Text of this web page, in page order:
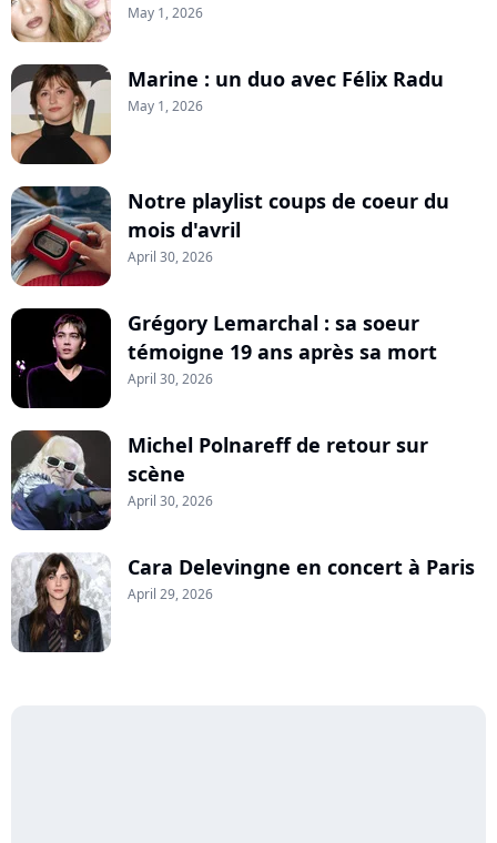
May 1, 2026
Marine : un duo avec Félix Radu
May 1, 2026
Notre playlist coups de coeur du
mois d'avril
April 30, 2026
Grégory Lemarchal : sa soeur
témoigne 19 ans après sa mort
April 30, 2026
Michel Polnareff de retour sur
scène
April 30, 2026
Cara Delevingne en concert à Paris
April 29, 2026